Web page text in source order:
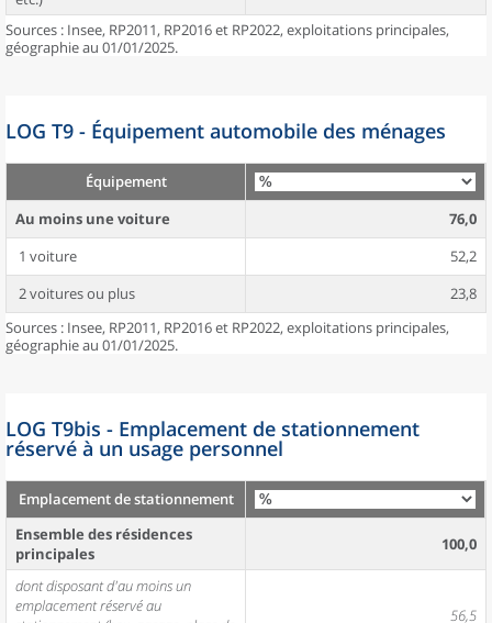
Sources : Insee, RP2011, RP2016 et RP2022, exploitations principales,
géographie au 01/01/2025.
LOG T9 - Équipement automobile des ménages
Équipement
Au moins une voiture
76,0
1 voiture
52,2
2 voitures ou plus
23,8
Sources : Insee, RP2011, RP2016 et RP2022, exploitations principales,
géographie au 01/01/2025.
LOG T9bis - Emplacement de stationnement
réservé à un usage personnel
Emplacement de stationnement
Ensemble des résidences
principales
100,0
dont disposant d'au moins un
emplacement réservé au
56,5